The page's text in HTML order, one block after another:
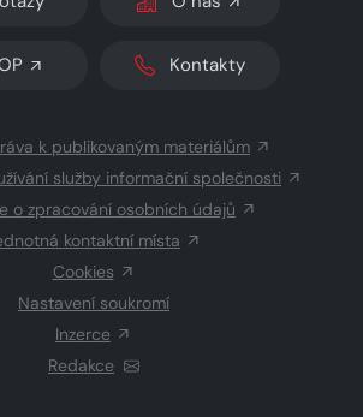
Kontakty
k publikovaným materiálům
služby informační společnosti
o zpracování osobních údajů
kontaktní místa
Cookies
Nastavení soukromí
Inzerce
Redakce